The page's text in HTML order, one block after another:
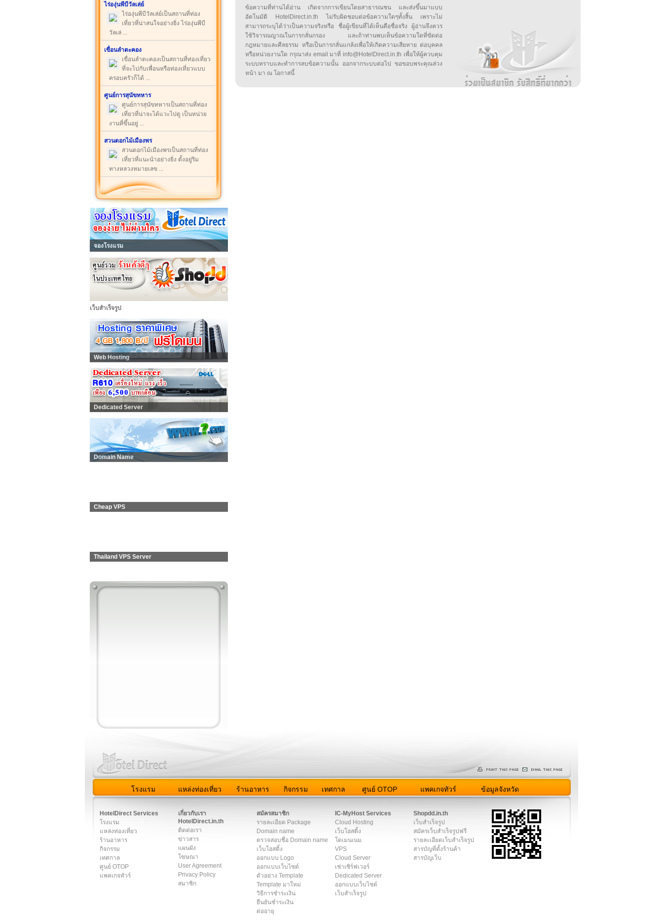
ไร่องุ่นพีบีวัลเล่ย์
ไร่องุ่นพีบีวัลเล่ย์เป็นสถานที่ท่อง
เที่ยวที่น่าสนใจอย่างยิ่ง ไร่องุ่นพีบี
วัลเล่ ...
เขื่อนลำตะคอง
เขื่อนลำตะคองเป็นสถานที่ท่องเที่ยว
ที่จะไปกับเพื่อนหรือท่องเที่ยวแบบ
ครอบครัวก็ได้ ...
ศูนย์การสุนัขทหาร
ศูนย์การสุนัขทหารเป็นสถานที่ท่อง
เที่ยวที่น่าจะได้แวะไปดู เป็นหน่วย
งานที่ขึ้นอยู่ ...
สวนดอกไม้เมืองพร
สวนดอกไม้เมืองพรเป็นสถานที่ท่อง
เที่ยวที่แนะนำอย่างยิ่ง ตั้งอยู่ริม
ทางหลวงหมายเลข ...
จองโรงแรม
เว็บสำเร็จรูป
Web Hosting
Dedicated Server
Domain Name
Cheap VPS
Thailand VPS Server
ข้อความที่ท่านได้อ่าน เกิดจากการเขียนโดยสาธารณชน และส่งขึ้นมาแบบ
อัตโนมัติ HotelDirect.in.th ไม่รับผิดชอบต่อข้อความใดๆทั้งสิ้น เพราะไม่
สามารถระบุได้ว่าเป็นความจริงหรือ ชื่อผู้เขียนที่ได้เห็นคือชื่อจริง ผู้อ่านจึงควร
ใช้วิจารณญาณในการกลั่นกรอง และถ้าท่านพบเห็นข้อความใดที่ขัดต่อ
กฎหมายและศีลธรรม หรือเป็นการกลั่นแกล้งเพื่อให้เกิดความเสียหาย ต่อบุคคล
หรือหน่วยงานใด กรุณาส่ง email มาที่ info@HotelDirect.in.th เพื่อให้ผู้ควบคุม
ระบบทราบและทำการลบข้อความนั้น ออกจากระบบต่อไป ขอขอบพระคุณล่วง
หน้า มา ณ โอกาสนี้
โรงแรม แหล่งท่องเที่ยว ร้านอาหาร กิจกรรม เทศกาล ศูนย์ OTOP แพคเกจทัวร์ ข้อมูลจังหวัด
HotelDirect Services
โรงแรม
แหล่งท่องเที่ยว
ร้านอาหาร
กิจกรรม
เทศกาล
ศูนย์ OTOP
แพคเกจทัวร์
เกี่ยวกับเรา
HotelDirect.in.th
ติดต่อเรา
ข่าวสาร
แผนผัง
โฆษณา
User Agreement
Privacy Policy
สมาชิก
สมัครสมาชิก
รายละเอียด Package
Domain name
ตรวจสอบชื่อ Domain name
เว็บโฮสติ้ง
ออกแบบ Logo
ออกแบบเว็บไซต์
ตัวอย่าง Template
Template มาใหม่
วิธีการชำระเงิน
ยืนยันชำระเงิน
ต่ออายุ
IC-MyHost Services
Cloud Hosting
เว็บโฮสติ้ง
โดเมนเนม
VPS
Cloud Server
เช่าเซิร์ฟเวอร์
Dedicated Server
ออกแบบเว็บไซต์
เว็บสำเร็จรูป
Shopdd.in.th
เว็บสำเร็จรูป
สมัครเว็บสำเร็จรูปฟรี
รายละเอียดเว็บสำเร็จรูป
สารบัญที่ตั้งร้านค้า
สารบัญเว็บ